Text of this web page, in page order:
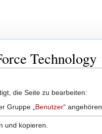
Technology
die Seite zu bearbeiten:
Gruppe „ Benutzer“ angehören.
und kopieren.